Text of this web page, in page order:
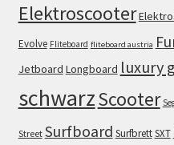
Elektroscooter
Evolve Fliteboard fliteboard austria
Jetboard Longboard luxury
schwarzScooter
Street Surfboard SurfbrettSXT